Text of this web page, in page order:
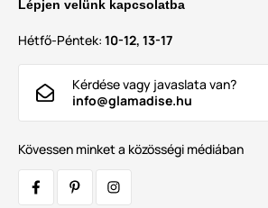
Lépjen velünk kapcsolatba
Hétfő-Péntek: 10-12, 13-17
Kérdése vagy javaslata van?
info@glamadise.hu
Kövessen minket a közösségi médiában